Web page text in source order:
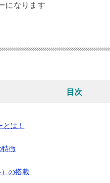
になります
目次
は！
特徴
の搭載